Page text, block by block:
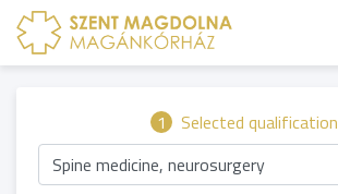
1
Selected qualification
Spine medicine, neurosurgery